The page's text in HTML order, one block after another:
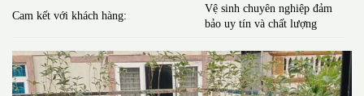
Cam kết với khách hàng:
Vệ sinh chuyên nghiệp đảm
bảo uy tín và chất lượng